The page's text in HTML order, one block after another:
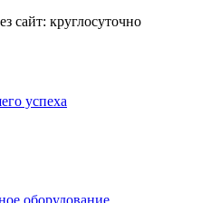
сайт: круглосуточно
оборудование